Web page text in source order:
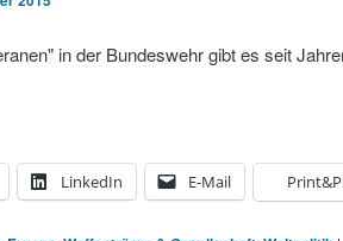
in der Bundeswehr gibt es seit
LinkedIn E-Mail